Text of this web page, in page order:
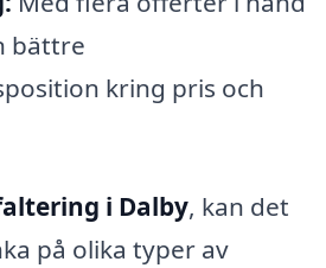
bättre
kring pris och
i Dalby, kan det
på olika typer av